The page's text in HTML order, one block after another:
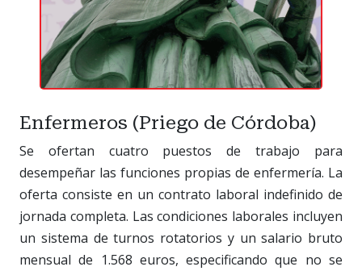
Enfermeros (Priego de Córdoba)
Se ofertan cuatro puestos de trabajo para
desempeñar las funciones propias de enfermería. La
oferta consiste en un contrato laboral indefinido de
jornada completa. Las condiciones laborales incluyen
un sistema de turnos rotatorios y un salario bruto
mensual de 1.568 euros, especificando que no se